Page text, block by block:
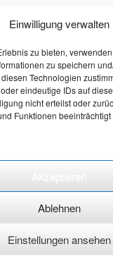
Einwilligung verwalten
zu bieten,
zu speichern
Technologien
eindeutige IDs auf
nicht erteilst oder
Funktionen beeinträchtigt
Ablehnen
Einstellungen ansehen
·AGB ·